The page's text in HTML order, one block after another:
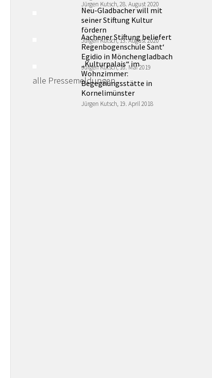
Jürgen Kutsch, 28. August 2020
Neu-Gladbacher will mit
seiner Stiftung Kultur
fördern
Jürgen Kutsch, 13. August 2020
Aachener Stiftung beliefert
Regenbogenschule Sant‘
Egidio in Mönchengladbach
Jürgen Kutsch, 16. Mai 2019
„Kulturpalais“ im
Wohnzimmer:
Begegnungsstätte in
Kornelimünster
Jürgen Kutsch, 19. April 2018
alle Pressemeldungen